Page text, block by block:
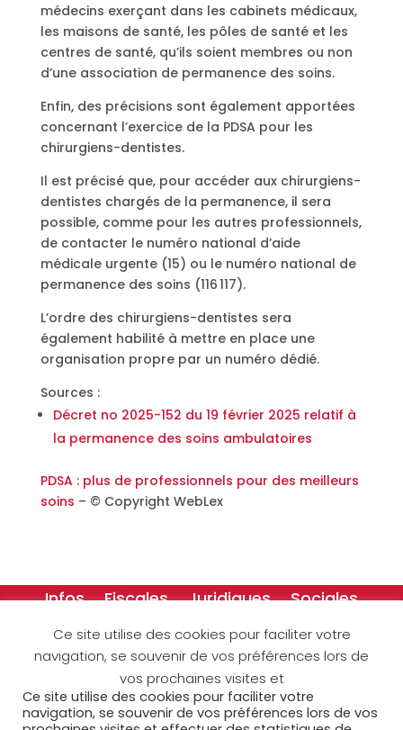
médecins exerçant dans les cabinets médicaux,
les maisons de santé, les pôles de santé et les
centres de santé, qu’ils soient membres ou non
d’une association de permanence des soins.
Enfin, des précisions sont également apportées
concernant l’exercice de la PDSA pour les
chirurgiens-dentistes.
Il est précisé que, pour accéder aux chirurgiens-
dentistes chargés de la permanence, il sera
possible, comme pour les autres professionnels,
de contacter le numéro national d’aide
médicale urgente (15) ou le numéro national de
permanence des soins (116 117).
L’ordre des chirurgiens-dentistes sera
également habilité à mettre en place une
organisation propre par un numéro dédié.
Sources :
Décret no 2025-152 du 19 février 2025 relatif à
la permanence des soins ambulatoires
PDSA : plus de professionnels pour des meilleurs
soins – © Copyright WebLex
Infos Fiscales Juridiques
Sociales
Créateurs
Dessins
Accueil
Espace clients
Espace collaborateurs
MyAcora
Mentions légales
Cookies
Ce site utilise des cookies pour faciliter votre
navigation, se souvenir de vos préférences lors de
vos prochaines visites et
Ce site utilise des cookies pour faciliter votre
navigation, se souvenir de vos préférences lors de vos